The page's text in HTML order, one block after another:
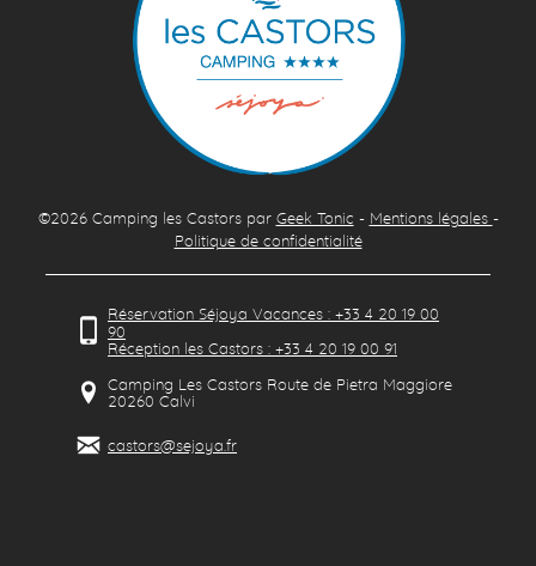
©2026 Camping les Castorspar Geek Tonic - Mentions légales -
Politique de confidentialité
Réservation Séjoya Vacances : +33 4 20 19 00
90
Réception les Castors : +33 4 20 19 00 91
Camping Les Castors Route de Pietra Maggiore
20260 Calvi
castors@sejoya.fr